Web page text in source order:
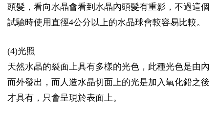
頭髮，看向水晶會看到水晶內頭髮有重影，不過這個
試驗時使用直徑4公分以上的水晶球會較容易比較。
(4)光照
天然水晶的裂面上具有多樣的光色，此種光色是由內
而外發出，而人造水晶切面上的光是加入氧化鉛之後
才具有，只會呈現於表面上。